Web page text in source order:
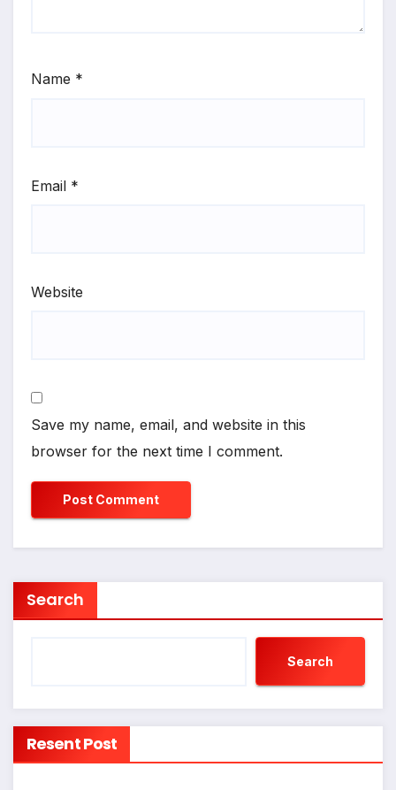
Name *
Email *
Website
Save my name, email, and website in this
browser for the next time I comment.
Search
Search
Resent Post